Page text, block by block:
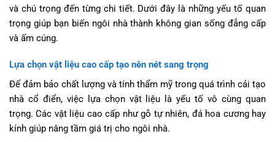
và chú trọng đến từng chi tiết. Dưới đây là những yếu tố quan
trọng giúp bạn biến ngôi nhà thành không gian sống đẳng cấp
và ấm cúng.
Lựa chọn vật liệu cao cấp tạo nên nét sang trọng
Để đảm bảo chất lượng và tính thẩm mỹ trong quá trình cải tạo
nhà cổ điển, việc lựa chọn vật liệu là yếu tố vô cùng quan
trọng. Các vật liệu cao cấp như gỗ tự nhiên, đá hoa cương hay
kính giúp nâng tầm giá trị cho ngôi nhà.